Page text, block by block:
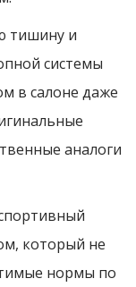
тишину и
системы
в салоне даже
аналоги
который не
нормы по